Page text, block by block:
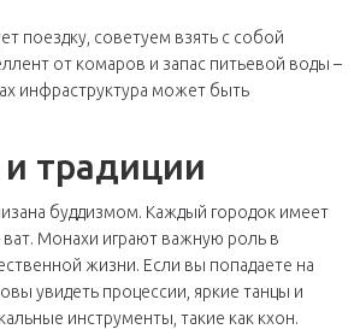
поездку, советуем взять с собой
от комаров и запас питьевой воды –
инфраструктура может быть
и традиции
буддизмом. Каждый городок имеет
ват. Монахи играют важную роль в
жизни. Если вы попадаете на
увидеть процессии, яркие танцы и
инструменты, такие как кхон.